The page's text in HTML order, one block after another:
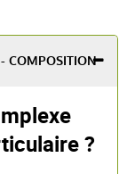
COMPOSITION
?